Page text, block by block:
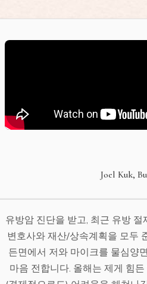
Joel Kuk,
유방암 진단을 받고, 최근 유방
변호사와 재산/상속계획을 모두
든면에서 저와 마이크를 물심양
마음 전합니다. 올해는 제게 힘